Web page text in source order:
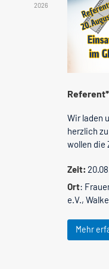
2026
Wir laden
herzlich
wollen die
Zeit:
Ort:
e.V.,
Mehr